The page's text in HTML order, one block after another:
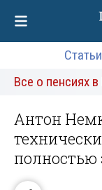
Статьи
Все о пенсиях
Антон
полностью